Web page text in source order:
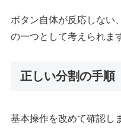
ボタン自体が反応しない
の一つとして考えられま
正しい分割の手順
基本操作を改めて確認し